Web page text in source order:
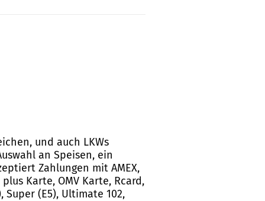
und auch LKWs
an Speisen, ein
Zahlungen mit AMEX,
Karte, OMV Karte, Rcard,
(E5), Ultimate 102,